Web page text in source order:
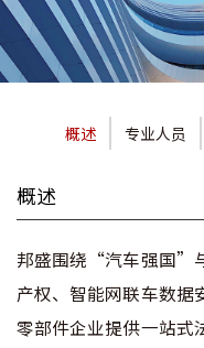
概述 专业人员
概述
邦盛围绕“汽车强国”
产权、智能网联车数据
零部件企业提供一站式